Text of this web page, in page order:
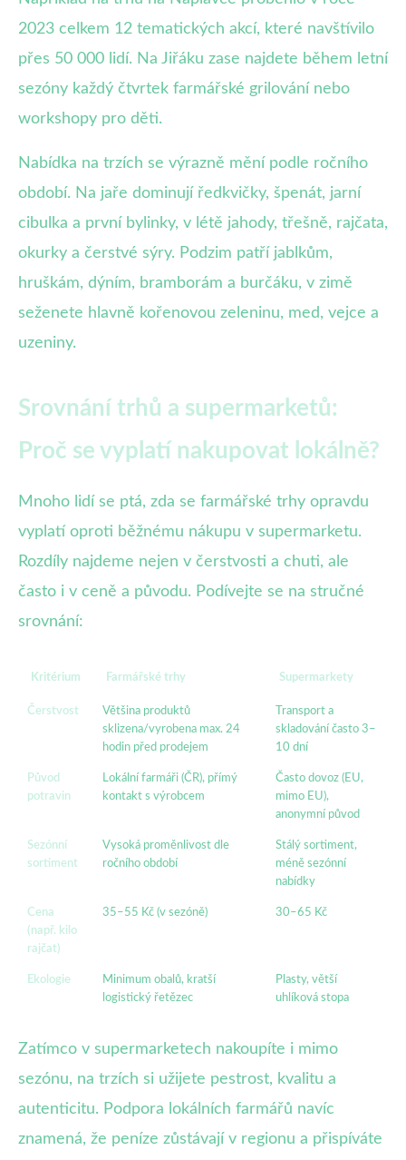
2023 celkem 12 tematických akcí, které navštívilo
přes 50 000 lidí. Na Jiřáku zase najdete během letní
sezóny každý čtvrtek farmářské grilování nebo
workshopy pro děti.
Nabídka na trzích se výrazně mění podle ročního
období. Na jaře dominují ředkvičky, špenát, jarní
cibulka a první bylinky, v létě jahody, třešně, rajčata,
okurky a čerstvé sýry. Podzim patří jablkům,
hruškám, dýním, bramborám a burčáku, v zimě
seženete hlavně kořenovou zeleninu, med, vejce a
uzeniny.
Srovnání trhů a supermarketů:
Proč se vyplatí nakupovat lokálně?
Mnoho lidí se ptá, zda se farmářské trhy opravdu
vyplatí oproti běžnému nákupu v supermarketu.
Rozdíly najdeme nejen v čerstvosti a chuti, ale
často i v ceně a původu. Podívejte se na stručné
srovnání:
Kritérium Farmářské trhy Supermarkety
Čerstvost
Většina produktů
sklizena/vyrobena max. 24
hodin před prodejem
Transport a
skladování často 3–
10 dní
Původ
potravin
Lokální farmáři (ČR), přímý
kontakt s výrobcem
Často dovoz (EU,
mimo EU),
anonymní původ
Sezónní
sortiment
Vysoká proměnlivost dle
ročního období
Stálý sortiment,
méně sezónní
nabídky
Cena
(např. kilo
rajčat)
35–55 Kč (v sezóně) 30–65 Kč
Ekologie
Minimum obalů, kratší
logistický řetězec
Plasty, větší
uhlíková stopa
Zatímco v supermarketech nakoupíte i mimo
sezónu, na trzích si užijete pestrost, kvalitu a
autenticitu. Podpora lokálních farmářů navíc
znamená, že peníze zůstávají v regionu a přispíváte